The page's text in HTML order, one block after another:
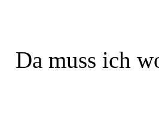
Da muss ich